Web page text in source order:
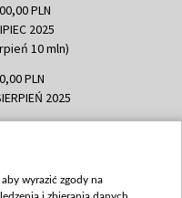
PLN
2025
10 mln)
PLN
2025
PLN
październik 350
wyrazić zgody na